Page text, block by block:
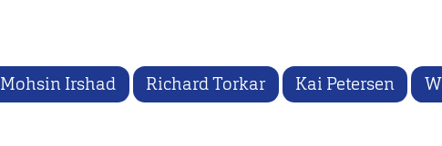
Mohsin Irshad Richard Torkar Kai Petersen